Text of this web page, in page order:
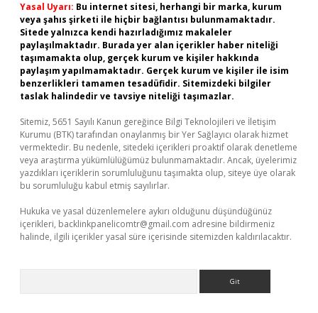
Yasal Uyarı: Bu internet sitesi, herhangi bir marka, kurum
veya şahıs şirketi ile hiçbir bağlantısı bulunmamaktadır.
Sitede yalnızca kendi hazırladığımız makaleler
paylaşılmaktadır. Burada yer alan içerikler haber niteliği
taşımamakta olup, gerçek kurum ve kişiler hakkında
paylaşım yapılmamaktadır. Gerçek kurum ve kişiler ile isim
benzerlikleri tamamen tesadüfidir. Sitemizdeki bilgiler
taslak halindedir ve tavsiye niteliği taşımazlar.
Sitemiz, 5651 Sayılı Kanun gereğince Bilgi Teknolojileri ve İletişim
Kurumu (BTK) tarafından onaylanmış bir Yer Sağlayıcı olarak hizmet
vermektedir. Bu nedenle, sitedeki içerikleri proaktif olarak denetleme
veya araştırma yükümlülüğümüz bulunmamaktadır. Ancak, üyelerimiz
yazdıkları içeriklerin sorumluluğunu taşımakta olup, siteye üye olarak
bu sorumluluğu kabul etmiş sayılırlar.
Hukuka ve yasal düzenlemelere aykırı olduğunu düşündüğünüz
içerikleri, backlinkpanelicomtr@gmail.com adresine bildirmeniz
halinde, ilgili içerikler yasal süre içerisinde sitemizden kaldırılacaktır.